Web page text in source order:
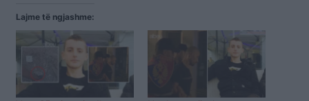
Lajme të ngjashme: